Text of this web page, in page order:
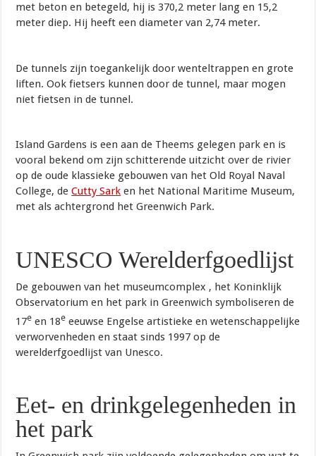
met beton en betegeld, hij is 370,2 meter lang en 15,2
meter diep. Hij heeft een diameter van 2,74 meter.
De tunnels zijn toegankelijk door wenteltrappen en grote
liften. Ook fietsers kunnen door de tunnel, maar mogen
niet fietsen in de tunnel.
Island Gardens is een aan de Theems gelegen park en is
vooral bekend om zijn schitterende uitzicht over de rivier
op de oude klassieke gebouwen van het Old Royal Naval
College, deCutty Sark en het National Maritime Museum,
met als achtergrond het Greenwich Park.
UNESCO Werelderfgoedlijst
De gebouwen van het museumcomplex , het Koninklijk
Observatorium en het park in Greenwich symboliseren de
17e en 18e eeuwse Engelse artistieke en wetenschappelijke
verworvenheden en staat sinds 1997 op de
werelderfgoedlijst van Unesco.
Eet- en drinkgelegenheden in
het park